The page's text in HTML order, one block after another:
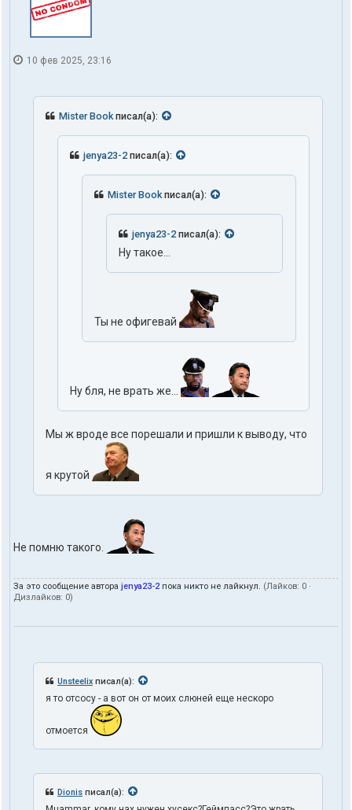
10 фев 2025, 23:16
Mister Book писал(а):
jenya23-2 писал(а):
Mister Book писал(а):
jenya23-2 писал(а):
Ну такое...
Ты не офигевай
Ну бля, не врать же...
Мы ж вроде все порешали и пришли к выводу, что
я крутой
Не помню такого.
За это сообщение автора jenya23-2 пока никто не лайкнул. (Лайков: 0 ·
Дизлайков: 0)
Unsteelix писал(а):
я то отсосу - а вот он от моих слюней еще нескоро
отмоется
Dionis писал(а):